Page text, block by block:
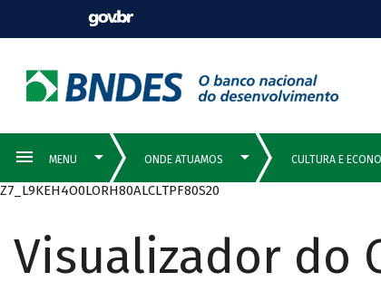
Z7_L9KEH4O0LORH80ALCLTPF80S20
Visualizador do